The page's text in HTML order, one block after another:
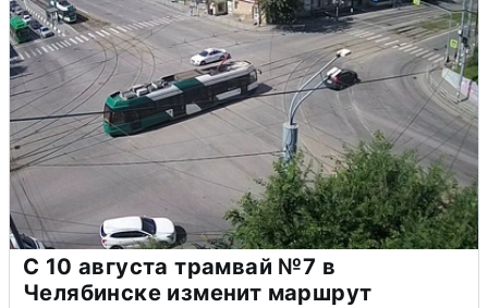
С 10 августа трамвай №7 в
Челябинске изменит маршрут